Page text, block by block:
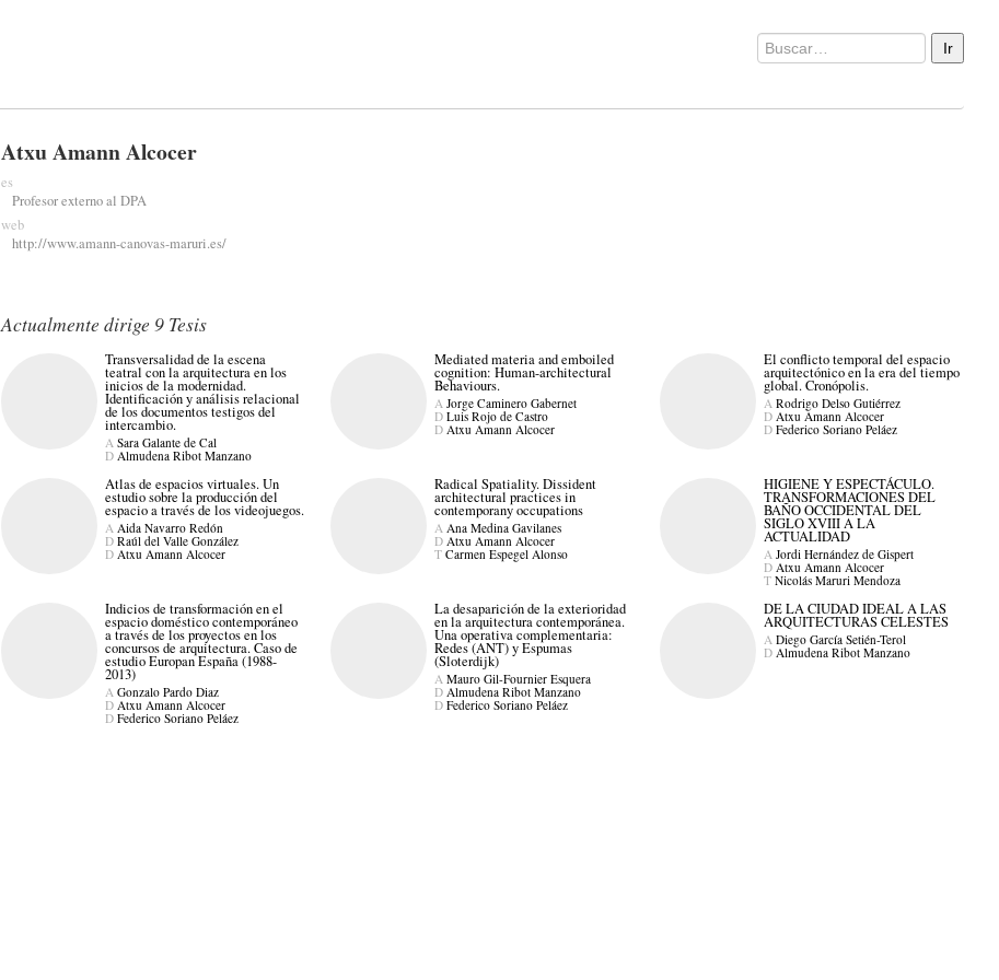
Atxu Amann Alcocer
es
Profesor externo al DPA
web
http://www.amann-canovas-maruri.es/
Actualmente dirige 9 Tesis
Transversalidad de la escena
teatral con la arquitectura en los
inicios de la modernidad.
Identificación y análisis relacional
de los documentos testigos del
intercambio.
ASara Galante de Cal
DAlmudena Ribot Manzano
Mediated materia and emboiled
cognition: Human-architectural
Behaviours.
AJorge Caminero Gabernet
DLuis Rojo de Castro
DAtxu Amann Alcocer
El conflicto temporal del espacio
arquitectónico en la era del tiempo
global. Cronópolis.
A Rodrigo Delso Gutiérrez
D Atxu Amann Alcocer
D Federico Soriano Peláez
Atlas de espacios virtuales. Un
estudio sobre la producción del
espacio a través de los videojuegos.
AAida Navarro Redón
DRaúl del Valle González
DAtxu Amann Alcocer
Radical Spatiality. Dissident
architectural practices in
contemporany occupations
AAna Medina Gavilanes
DAtxu Amann Alcocer
TCarmen Espegel Alonso
HIGIENE Y ESPECTÁCULO.
TRANSFORMACIONES DEL
BAÑO OCCIDENTAL DEL
SIGLO XVIII A LA
ACTUALIDAD
A Jordi Hernández de Gispert
D Atxu Amann Alcocer
T Nicolás Maruri Mendoza
Indicios de transformación en el
espacio doméstico contemporáneo
a través de los proyectos en los
concursos de arquitectura. Caso de
estudio Europan España (1988-
2013)
AGonzalo Pardo Diaz
DAtxu Amann Alcocer
DFederico Soriano Peláez
La desaparición de la exterioridad
en la arquitectura contemporánea.
Una operativa complementaria:
Redes (ANT) y Espumas
(Sloterdijk)
AMauro Gil-Fournier Esquera
DAlmudena Ribot Manzano
DFederico Soriano Peláez
DE LA CIUDAD IDEAL A LAS
ARQUITECTURAS CELESTES
A Diego García Setién-Terol
D Almudena Ribot Manzano